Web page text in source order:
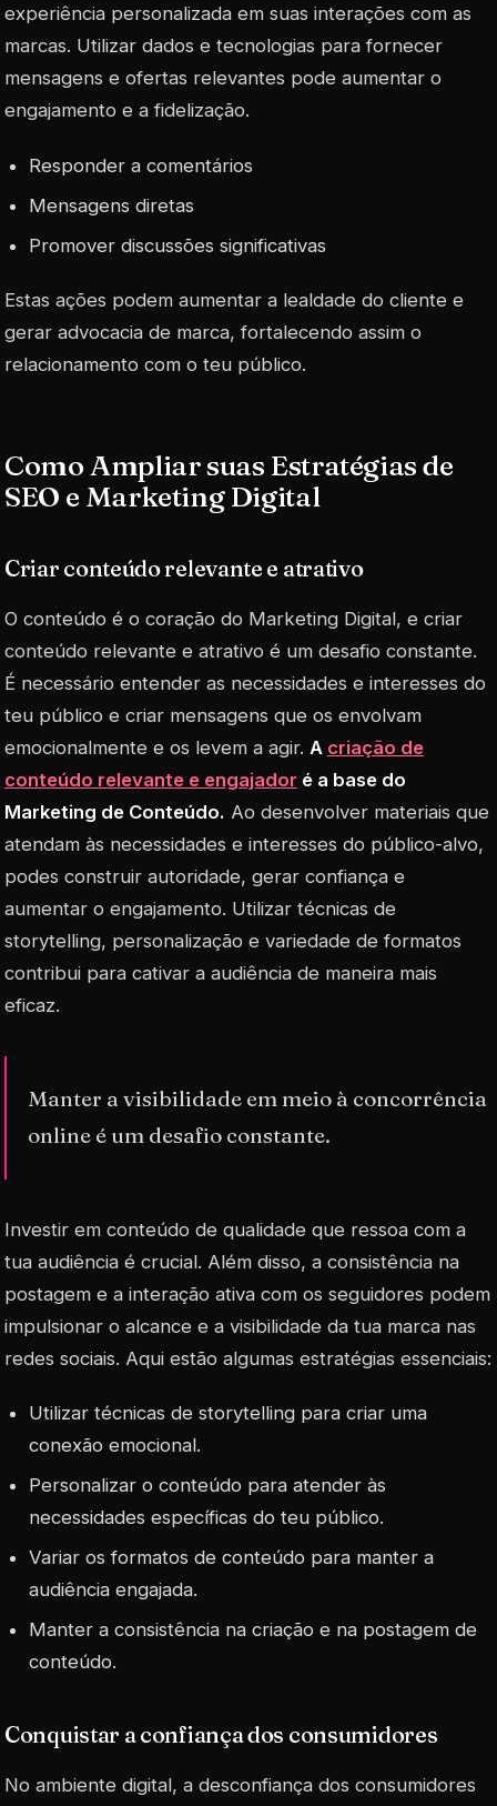
experiência personalizada em suas interações com as
marcas. Utilizar dados e tecnologias para fornecer
mensagens e ofertas relevantes pode aumentar o
engajamento e a fidelização.
Responder a comentários
Mensagens diretas
Promover discussões significativas
Estas ações podem aumentar a lealdade do cliente e
gerar advocacia de marca, fortalecendo assim o
relacionamento com o teu público.
Como Ampliar suas Estratégias de
SEO e Marketing Digital
Criar conteúdo relevante e atrativo
O conteúdo é o coração do Marketing Digital, e criar
conteúdo relevante e atrativo é um desafio constante.
É necessário entender as necessidades e interesses do
teu público e criar mensagens que os envolvam
emocionalmente e os levem a agir. A criação de
conteúdo relevante e engajador é a base do
Marketing de Conteúdo. Ao desenvolver materiais que
atendam às necessidades e interesses do público-alvo,
podes construir autoridade, gerar confiança e
aumentar o engajamento. Utilizar técnicas de
storytelling, personalização e variedade de formatos
contribui para cativar a audiência de maneira mais
eficaz.
Manter a visibilidade em meio à concorrência
online é um desafio constante.
Investir em conteúdo de qualidade que ressoa com a
tua audiência é crucial. Além disso, a consistência na
postagem e a interação ativa com os seguidores podem
impulsionar o alcance e a visibilidade da tua marca nas
redes sociais. Aqui estão algumas estratégias essenciais:
Utilizar técnicas destorytelling para criar uma
conexão emocional.
Personalizar o conteúdo para atender às
necessidades específicas do teu público.
Variar os formatos de conteúdo para manter a
audiência engajada.
Manter a consistência na criação e na postagem de
conteúdo.
Conquistar a confiança dos consumidores
No ambiente digital, a desconfiança dos consumidores